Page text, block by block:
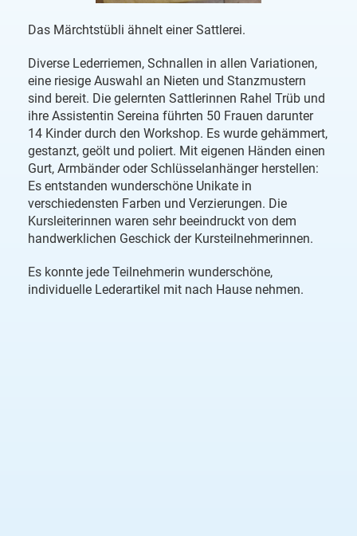
Das Märchtstübli ähnelt einer Sattlerei.
Diverse Lederriemen, Schnallen in allen Variationen,
eine riesige Auswahl an Nieten und Stanzmustern
sind bereit. Die gelernten Sattlerinnen Rahel Trüb und
ihre Assistentin Sereina führten 50 Frauen darunter
14 Kinder durch den Workshop. Es wurde gehämmert,
gestanzt, geölt und poliert. Mit eigenen Händen einen
Gurt, Armbänder oder Schlüsselanhänger herstellen:
Es entstanden wunderschöne Unikate in
verschiedensten Farben und Verzierungen. Die
Kursleiterinnen waren sehr beeindruckt von dem
handwerklichen Geschick der Kursteilnehmerinnen.
Es konnte jede Teilnehmerin wunderschöne,
individuelle Lederartikel mit nach Hause nehmen.